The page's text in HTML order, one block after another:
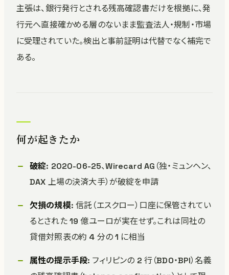
主張は、銀行発行とされる残高確認書だけを根拠に、発
行元へ直接確かめる層のないまま監査法人・規制・市場
に受理されていた。検出と事前証明は代替でなく補完で
ある。
何が起きたか
破綻: 2020-06-25、Wirecard AG（独・ミュンヘン、
DAX 上場の決済大手）が破綻を申請
欠損の規模: 信託（エスクロー）口座に保管されてい
るとされた 19 億ユーロが実在せず。これは同社の
貸借対照表の約 4 分の 1 に相当
属性の提示手段: フィリピンの 2 行（BDO・BPI）名義